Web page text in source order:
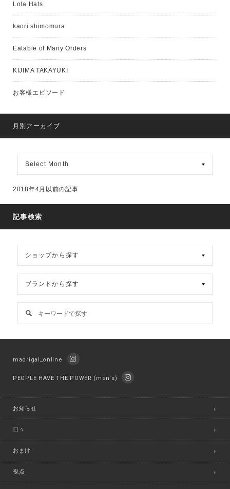
Lola Hats
kaori shimomura
Eatable of Many Orders
KIJIMA TAKAYUKI
お客様エピソード
月別アーカイブ
ア
カ
2018年4月以前の記事
記事検索
madrigal_online
PEOPLE HAVE THE POWER (men's)
お知らせ
日々
おまけ
視点